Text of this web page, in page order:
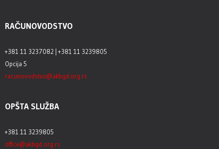
RAČUNOVODSTVO
+381 11 3237082 | +381 11 3239805
Opcija 5
racunovodstvo@akbgd.org.rs
OPŠTA SLUŽBA
+381 11 3239805
office@akbgd.org.rs